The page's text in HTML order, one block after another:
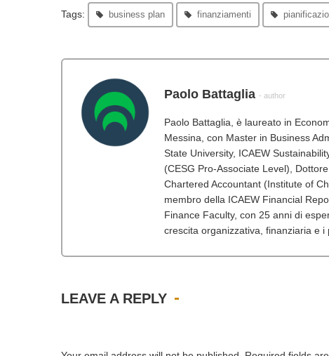
Tags: business plan finanziamenti
Paolo Battaglia - author
Paolo Battaglia, è laureato in
Messina, con Master in Business
State University, ICAEW
(CESG Pro-Associate Level),
Chartered Accountant (Institute of
membro della ICAEW Financial
Finance Faculty, con 25 anni di
crescita organizzativa, finanziaria e i
LEAVE A REPLY